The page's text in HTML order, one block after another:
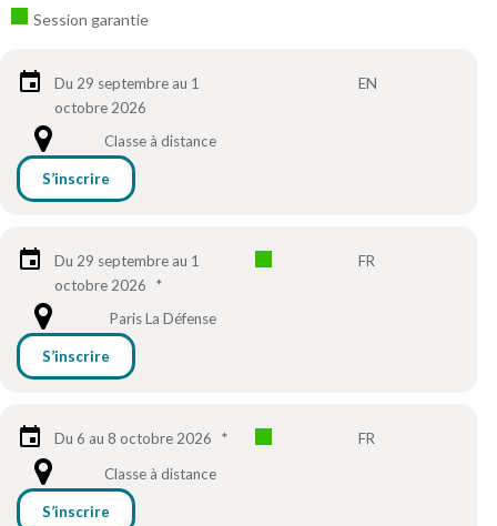
Session garantie
Du 29 septembre au 1
octobre 2026
EN
Classe à distance
S’inscrire
Du 29 septembre au 1
octobre 2026
*
FR
Paris La Défense
S’inscrire
Du 6 au 8 octobre 2026 *
FR
Classe à distance
S’inscrire